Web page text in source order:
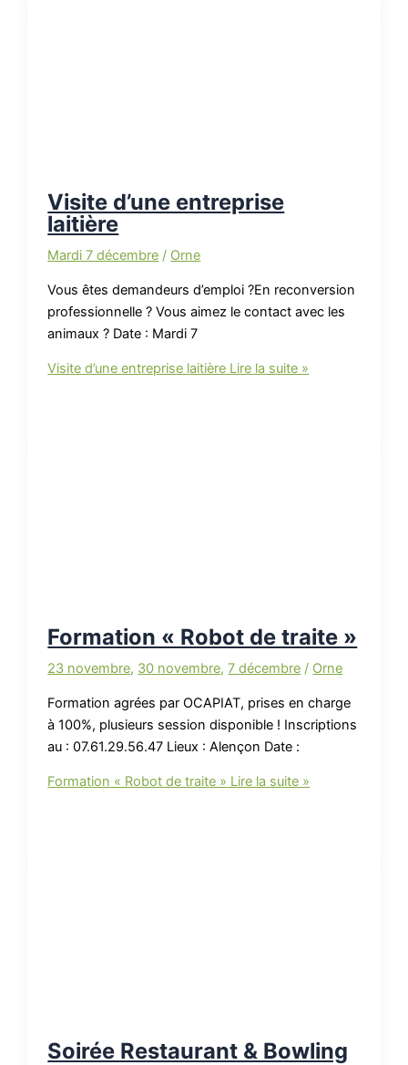
Visite d’une entreprise
laitière
Mardi 7 décembre / Orne
Vous êtes demandeurs d’emploi ?En reconversion
professionnelle ? Vous aimez le contact avec les
animaux ? Date : Mardi 7
Visite d’une entreprise laitière Lire la suite »
Formation « Robot de traite »
23 novembre, 30 novembre,7 décembre / Orne
Formation agrées par OCAPIAT, prises en charge
à 100%, plusieurs session disponible ! Inscriptions
au : 07.61.29.56.47 Lieux : Alençon Date :
Formation « Robot de traite » Lire la suite »
Soirée Restaurant & Bowling